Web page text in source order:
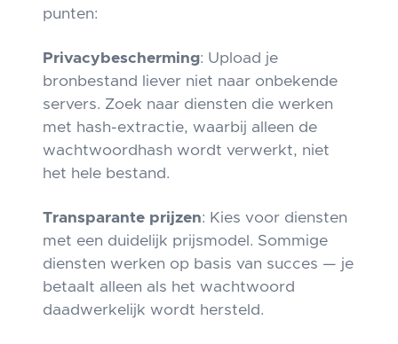
punten:
Privacybescherming: Upload je
bronbestand liever niet naar onbekende
servers. Zoek naar diensten die werken
met hash-extractie, waarbij alleen de
wachtwoordhash wordt verwerkt, niet
het hele bestand.
Transparante prijzen: Kies voor diensten
met een duidelijk prijsmodel. Sommige
diensten werken op basis van succes — je
betaalt alleen als het wachtwoord
daadwerkelijk wordt hersteld.